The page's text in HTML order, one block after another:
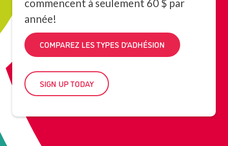
commencent à seulement 60 $ par
année!
COMPAREZ LES TYPES D’ADHÉSION
SIGN UP TODAY